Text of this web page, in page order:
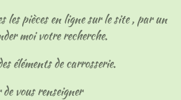
les pièces en ligne sur le site , par un
moi votre recherche.
éléments de carrosserie.
vous renseigner